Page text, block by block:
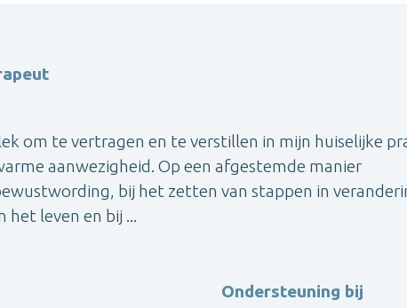
om te vertragen en te verstillen in mijn huiselijke
aanwezigheid. Op een afgestemde manier
bij het zetten van stappen in
het leven en bij ...
Ondersteuning bij